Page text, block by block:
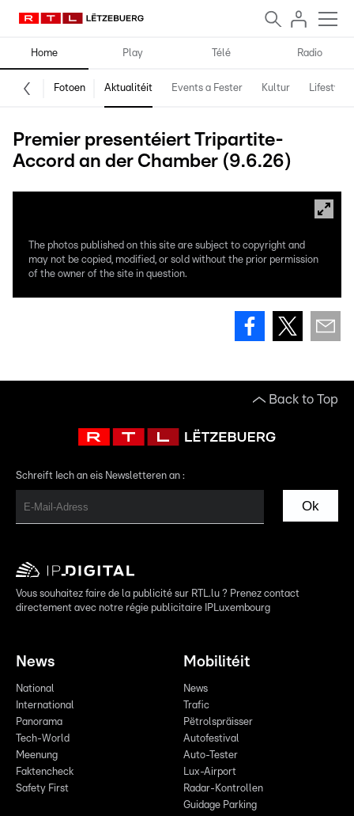
Home Play Télé Radio
Fotoen Aktualitéit Events a Fester Kultur Lifestyle
Premier presentéiert Tripartite-
Accord an der Chamber (9.6.26)
The photos published on this site are subject to copyright and
may not be copied, modified, or sold without the prior permission
of the owner of the site in question.
Back to Top
Schreift Iech an eis Newsletteren an :
Ok
Vous souhaitez faire de la publicité sur RTL.lu ? Prenez contact
directement avec notre régie publicitaire IPLuxembourg
News
National
International
Panorama
Tech-World
Meenung
Faktencheck
Safety First
Mobilitéit
News
Trafic
Pëtrolspräisser
Autofestival
Auto-Tester
Lux-Airport
Radar-Kontrollen
Guidage Parking